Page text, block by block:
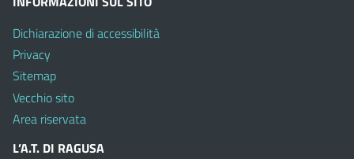
Dichiarazione di accessibilità
Privacy
Sitemap
Vecchio sito
Area riservata
L’A.T. DI RAGUSA